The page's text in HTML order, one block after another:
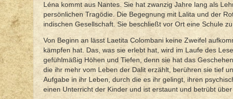
Léna kommt aus Nantes. Sie hat zwanzig Jahre lang als
persönlichen Tragödie. Die Begegnung mit Lalita und der
indischen Gesellschaft. Sie beschließt vor Ort eine Schule
Von Beginn an lässt Laetita Colombani keine Zweifel
kämpfen hat. Das, was sie erlebt hat, wird im Laufe des
gefühlmäßig Höhen und Tiefen, denn sie hat das
die ihr mehr vom Leben der Dalit erzählt, berühren sie tief
Aufgabe in ihr Leben, durch die es ihr gelingt, ihren
einen Unterricht der Kinder und ist erstaunt und betrübt